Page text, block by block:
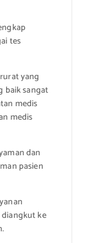
tes
yang
baik sangat
medis
medis
dan
pasien
ke